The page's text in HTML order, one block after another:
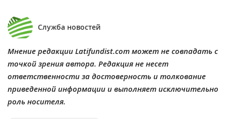
Служба новостей
Мнение редакции Latifundist.com может не совпадать с
точкой зрения автора. Редакция не несет
ответственности за достоверность и толкование
приведенной информации и выполняет исключительно
роль носителя.